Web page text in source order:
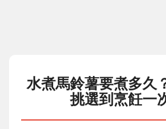
水煮馬鈴薯要煮多久
挑選到烹飪一